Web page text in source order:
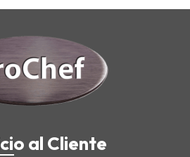
al Cliente